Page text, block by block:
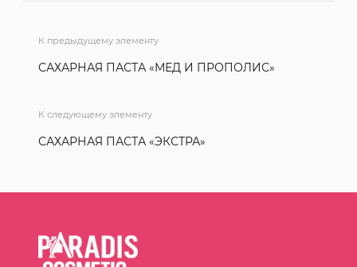
К предыдущему элементу
САХАРНАЯ ПАСТА «МЕД И ПРОПОЛИС»
К следующему элементу
САХАРНАЯ ПАСТА «ЭКСТРА»